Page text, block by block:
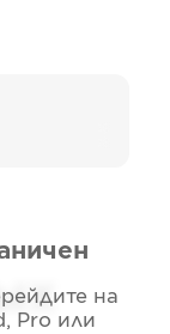
на
Pro или